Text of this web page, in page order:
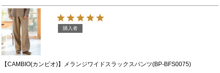
【CAMBIO(カンビオ)】メランジワイドスラックスパンツ(BP-BFS0075)
購入者